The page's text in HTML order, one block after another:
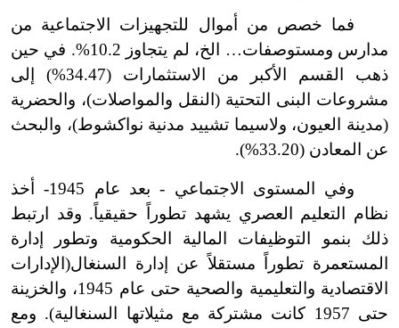
فما خصص من أموال للتجهيزات الاجتماعية من
مدارس ومستوصفات… الخ، لم يتجاوز 10.2%. في حين
ذهب القسم الأكبر من الاستثمارات (34.47%) إلى
مشروعات البنى التحتية (النقل والمواصلات)، والحضرية
(مدينة العيون، ولاسيما تشييد مدنية نواكشوط)، والبحث
عن المعادن (33.20%).
وفي المستوى الاجتماعي - بعد عام 1945- أخذ
نظام التعليم العصري يشهد تطوراً حقيقياً. وقد ارتبط
ذلك بنمو التوظيفات المالية الحكومية وتطور إدارة
المستعمرة تطوراً مستقلاً عن إدارة السنغال(الإدارات
الاقتصادية والتعليمية والصحية حتى عام 1945، والخزينة
حتى 1957 كانت مشتركة مع مثيلاتها السنغالية). ومع